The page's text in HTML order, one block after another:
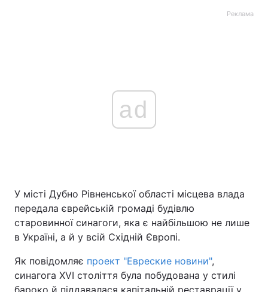
Реклама
ad
У місті Дубно Рівненської області місцева влада
передала єврейській громаді будівлю
старовинної синагоги, яка є найбільшою не лише
в Україні, а й у всій Східній Європі.
Як повідомляє проект "Евреские новини",
синагога XVI століття була побудована у стилі
бароко й піддавалася капітальній реставрації у